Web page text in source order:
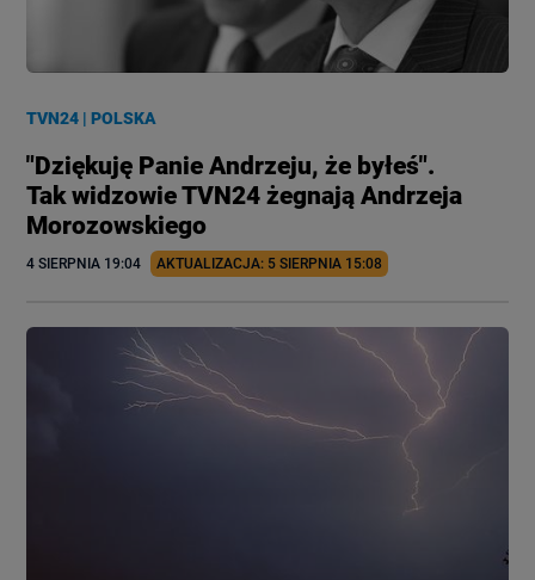
TVN24 |POLSKA
"Dziękuję Panie Andrzeju, że byłeś".
Tak widzowie TVN24 żegnają Andrzeja
Morozowskiego
4 SIERPNIA 19:04 AKTUALIZACJA: 5 SIERPNIA 15:08